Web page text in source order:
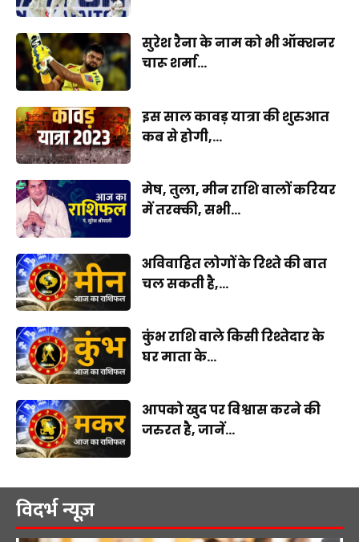
सुरेश रैना के नाम को भी ऑक्शनर
चारू शर्मा...
इस साल कावड़ यात्रा की शुरुआत
कब से होगी,...
मेष, तुला, मीन राशि वालों करियर
में तरक्की, सभी...
अविवाहित लोगों के रिश्ते की बात
चल सकती है,...
कुंभ राशि वाले किसी रिश्तेदार के
घर माता के...
आपको खुद पर विश्वास करने की
जरुरत है, जानें...
विदर्भ न्यूज़